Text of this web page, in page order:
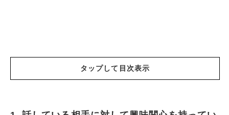
タップして目次表示